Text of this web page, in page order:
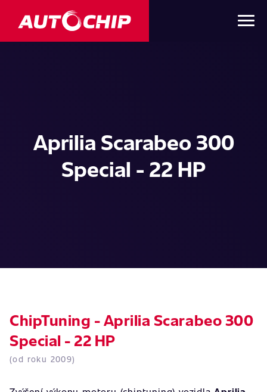
Aprilia Scarabeo 300
Special - 22 HP
ChipTuning - Aprilia Scarabeo 300
Special - 22 HP
(od roku 2009)